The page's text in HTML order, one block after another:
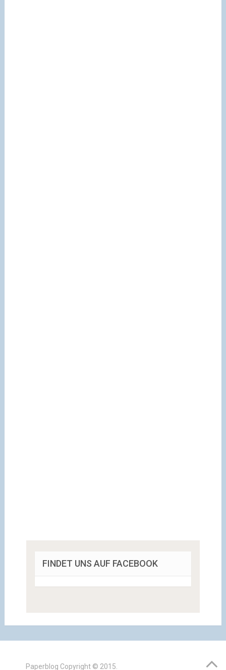
FINDET UNS AUF FACEBOOK
Paperblog Copyright © 2015.